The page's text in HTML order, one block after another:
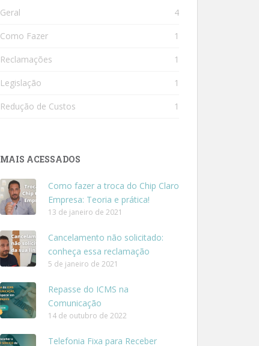
Geral 4
Como Fazer 1
Reclamações 1
Legislação 1
Redução de Custos 1
MAIS ACESSADOS
Como fazer a troca do Chip Claro
Empresa: Teoria e prática!
13 de janeiro de 2021
Cancelamento não solicitado:
conheça essa reclamação
5 de janeiro de 2021
Repasse do ICMS na
Comunicação
14 de outubro de 2022
Telefonia Fixa para Receber